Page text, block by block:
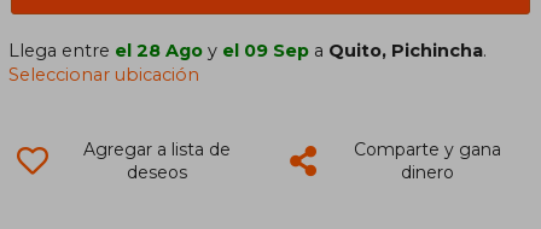
Llega entre el 28 Ago y el 09 Sep a Quito, Pichincha.
Seleccionar ubicación
Agregar a lista de
deseos
Comparte y gana
dinero